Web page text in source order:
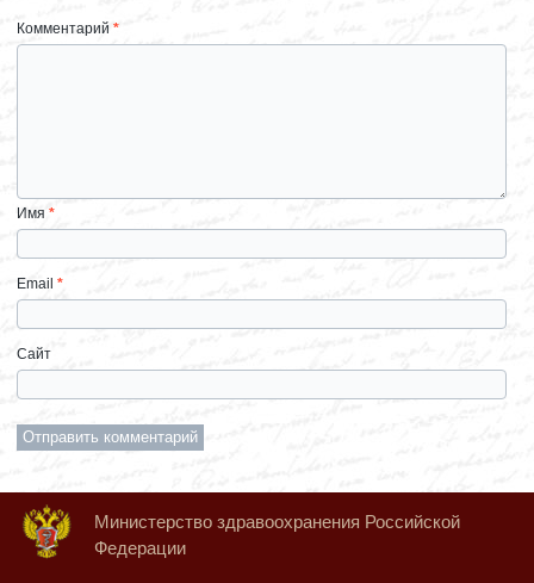
Комментарий*
Имя*
Email*
Сайт
Министерство здравоохранения Российской
Федерации